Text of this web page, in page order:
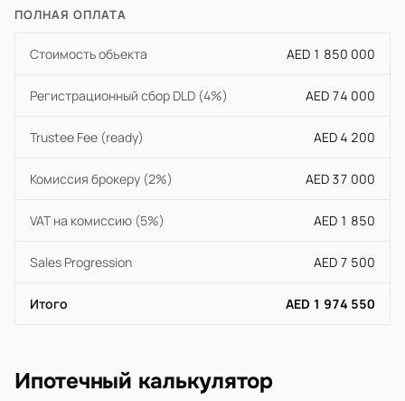
ПОЛНАЯ ОПЛАТА
Стоимость объекта AED 1 850 000
Регистрационный сбор DLD (4%) AED 74 000
Trustee Fee (ready) AED 4 200
Комиссия брокеру (2%) AED 37 000
VAT на комиссию (5%) AED 1 850
Sales Progression AED 7 500
Итого AED 1 974 550
Ипотечный калькулятор